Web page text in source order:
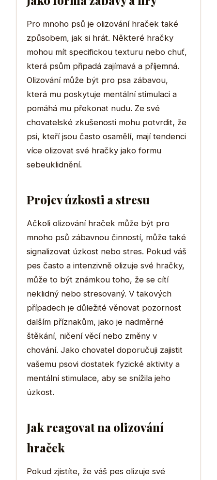
Pro mnoho psů je olizování hraček také
způsobem, jak si hrát. Některé hračky
mohou mít specifickou texturu nebo chuť,
která psům připadá zajímavá a příjemná.
Olizování může být pro psa zábavou,
která mu poskytuje mentální stimulaci a
pomáhá mu překonat nudu. Ze své
chovatelské zkušenosti mohu potvrdit, že
psi, kteří jsou často osamělí, mají tendenci
více olizovat své hračky jako formu
sebeuklidnění.
Projev úzkosti a stresu
Ačkoli olizování hraček může být pro
mnoho psů zábavnou činností, může také
signalizovat úzkost nebo stres. Pokud váš
pes často a intenzivně olizuje své hračky,
může to být známkou toho, že se cítí
neklidný nebo stresovaný. V takových
případech je důležité věnovat pozornost
dalším příznakům, jako je nadměrné
štěkání, ničení věcí nebo změny v
chování. Jako chovatel doporučuji zajistit
vašemu psovi dostatek fyzické aktivity a
mentální stimulace, aby se snížila jeho
úzkost.
Jak reagovat na olizování
hraček
Pokud zjistíte, že váš pes olizuje své